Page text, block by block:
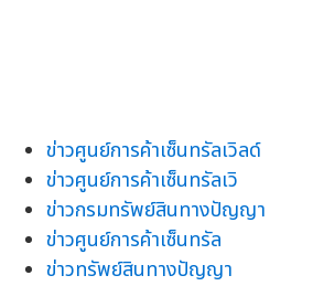
ข่าวศูนย์การค้าเซ็นทรัลเวิลด์
ข่าวศูนย์การค้าเซ็นทรัลเวิ
ข่าวกรมทรัพย์สินทางปัญญา
ข่าวศูนย์การค้าเซ็นทรัล
ข่าวทรัพย์สินทางปัญญา